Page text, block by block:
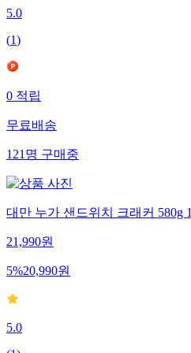
5.0
(1)
0적립
무료배송
121명구매중
대만 누가 샌드위치 크래커 580g
21,990원
5%20,990원
5.0